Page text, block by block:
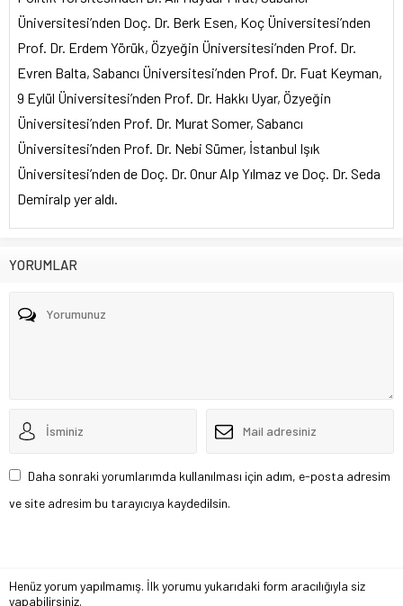
Üniversitesi’nden Doç. Dr. Berk Esen, Koç Üniversitesi’nden
Prof. Dr. Erdem Yörük, Özyeğin Üniversitesi’nden Prof. Dr.
Evren Balta, Sabancı Üniversitesi’nden Prof. Dr. Fuat Keyman,
9 Eylül Üniversitesi’nden Prof. Dr. Hakkı Uyar, Özyeğin
Üniversitesi’nden Prof. Dr. Murat Somer, Sabancı
Üniversitesi’nden Prof. Dr. Nebi Sümer, İstanbul Işık
Üniversitesi’nden de Doç. Dr. Onur Alp Yılmaz ve Doç. Dr. Seda
Demiralp yer aldı.
YORUMLAR
Daha sonraki yorumlarımda kullanılması için adım, e-posta adresim
ve site adresim bu tarayıcıya kaydedilsin.
Henüz yorum yapılmamış. İlk yorumu yukarıdaki form aracılığıyla siz
yapabilirsiniz.